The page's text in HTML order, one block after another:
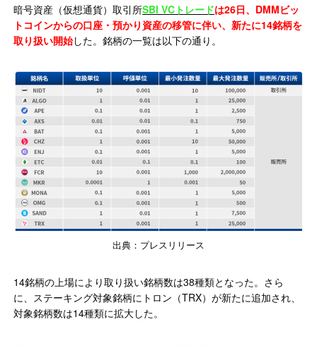
暗号資産（仮想通貨）取引所SBI VCトレードは26日、DMMビッ
トコインからの口座・預かり資産の移管に伴い、新たに14銘柄を
取り扱い開始した。銘柄の一覧は以下の通り。
出典：プレスリリース
14銘柄の上場により取り扱い銘柄数は38種類となった。さら
に、ステーキング対象銘柄にトロン（TRX）が新たに追加され、
対象銘柄数は14種類に拡大した。